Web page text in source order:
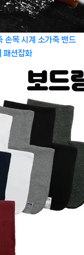
손목 시계 소가죽 밴드
패션잡화